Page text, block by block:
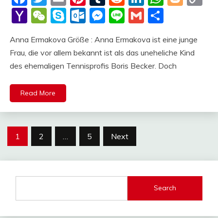
Yahoo
WeChat
SkypeOutlook.com
Messenger
LineGmail
Anna Ermakova Größe : Anna Ermakova ist eine junge
Frau, die vor allem bekannt ist als das uneheliche Kind
des ehemaligen Tennisprofis Boris Becker. Doch
Read More
Posts
1 2 5 Next
Search